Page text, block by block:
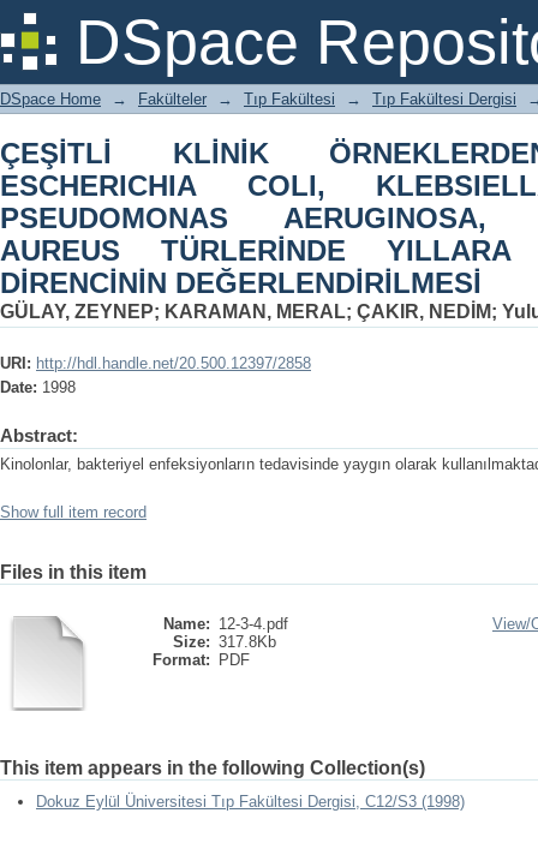
DSpace
ÇEŞİTLİ KLİNİK ÖRNEKLERDEN
PNEUMONIAE, PSEUDOMONAS
TÜRLERİNDE YILLARA GÖRE
DSpace Home → Fakülteler → Tıp Fakültesi → Tıp Fakültesi Dergisi
ÇEŞİTLİ KLİNİK
ESCHERICHIA COLI,
PSEUDOMONAS AERUGINOSA,
AUREUS TÜRLERİNDE
DİRENCİNİN DEĞERLENDİRİLMESİ
GÜLAY, ZEYNEP; KARAMAN, MERAL; ÇAKIR, NEDİM;
URI: http://hdl.handle.net/20.500.12397/2858
Date: 1998
Abstract:
Kinolonlar, bakteriyel enfeksiyonların tedavisinde yaygın olarak
Show full item record
Files in this item
Name: 12-3-4.pdf
Size: 317.8Kb
Format:
PDF
View/
This item appears in the following Collection(s)
Dokuz Eylül Üniversitesi Tıp Fakültesi Dergisi, C12/S3 (1998)